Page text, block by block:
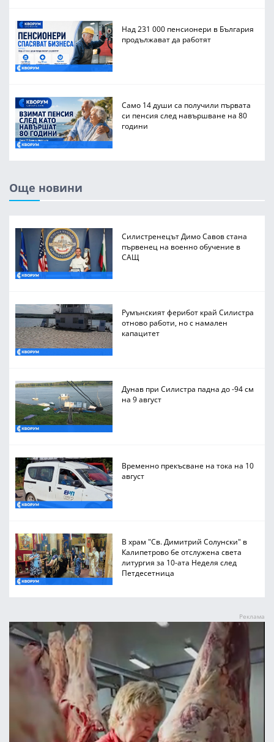
Над 231 000 пенсионери в България
продължават да работят
Само 14 души са получили първата
си пенсия след навършване на 80
години
Още новини
Силистренецът Димо Савов стана
първенец на военно обучение в
САЩ
Румънският ферибот край Силистра
отново работи, но с намален
капацитет
Дунав при Силистра падна до -94 см
на 9 август
Временно прекъсване на тока на 10
август
В храм "Св. Димитрий Солунски" в
Калипетрово бе отслужена света
литургия за 10-ата Неделя след
Петдесетница